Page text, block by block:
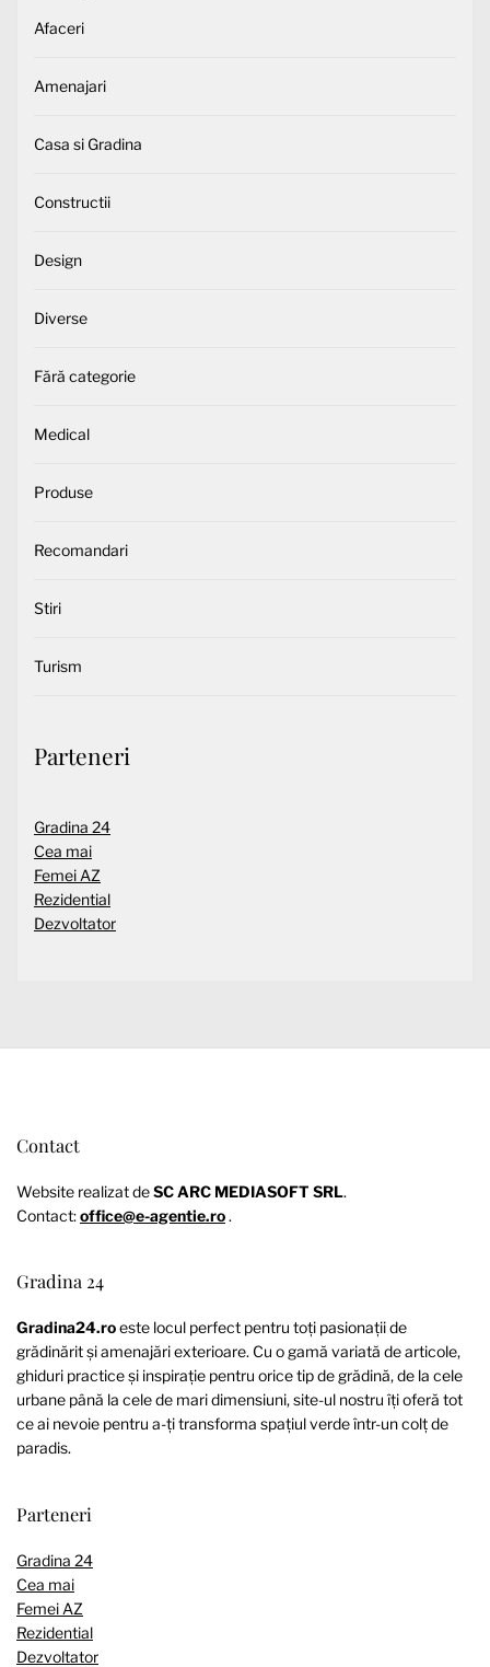
Afaceri
Amenajari
Casa si Gradina
Constructii
Design
Diverse
Fără categorie
Medical
Produse
Recomandari
Stiri
Turism
Parteneri
Gradina 24
Cea mai
Femei AZ
Rezidential
Dezvoltator
Contact
Website realizat deSC ARC MEDIASOFT SRL.
Contact:office@e-agentie.ro.
Gradina 24
Gradina24.roeste locul perfect pentru toți pasionații de
grădinărit și amenajări exterioare. Cu o gamă variată de articole,
ghiduri practice și inspirație pentru orice tip de grădină, de la cele
urbane până la cele de mari dimensiuni, site-ul nostru îți oferă tot
ce ai nevoie pentru a-ți transforma spațiul verde într-un colț de
paradis.
Parteneri
Gradina 24
Cea mai
Femei AZ
Rezidential
Dezvoltator